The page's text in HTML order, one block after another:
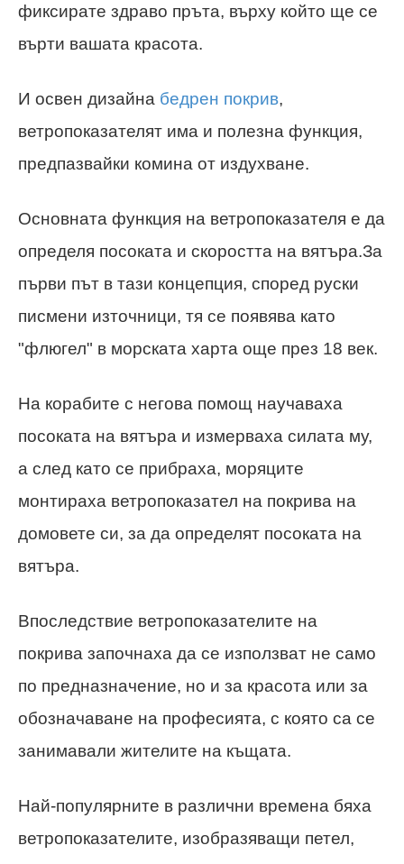
фиксирате здраво пръта, върху който ще се
върти вашата красота.
И освен дизайна бедрен покрив,
ветропоказателят има и полезна функция,
предпазвайки комина от издухване.
Основната функция на ветропоказателя е да
определя посоката и скоростта на вятъра.За
първи път в тази концепция, според руски
писмени източници, тя се появява като
"флюгел" в морската харта още през 18 век.
На корабите с негова помощ научаваха
посоката на вятъра и измерваха силата му,
а след като се прибраха, моряците
монтираха ветропоказател на покрива на
домовете си, за да определят посоката на
вятъра.
Впоследствие ветропоказателите на
покрива започнаха да се използват не само
по предназначение, но и за красота или за
обозначаване на професията, с която са се
занимавали жителите на къщата.
Най-популярните в различни времена бяха
ветропоказателите, изобразяващи петел,